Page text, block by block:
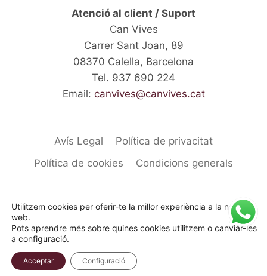
Atenció al client / Suport
Can Vives
Carrer Sant Joan, 89
08370 Calella, Barcelona
Tel. 937 690 224
Email: canvives@canvives.cat
Avís Legal
Política de privacitat
Política de cookies
Condicions generals
© 2026 Can Vives carnissers des de 1840 - Tema
WordPress per
Utilitzem cookies per oferir-te la millor experiència a la nostra
web.
Pots aprendre més sobre quines cookies utilitzem o canviar-les
a configuració.
Acceptar Configuració